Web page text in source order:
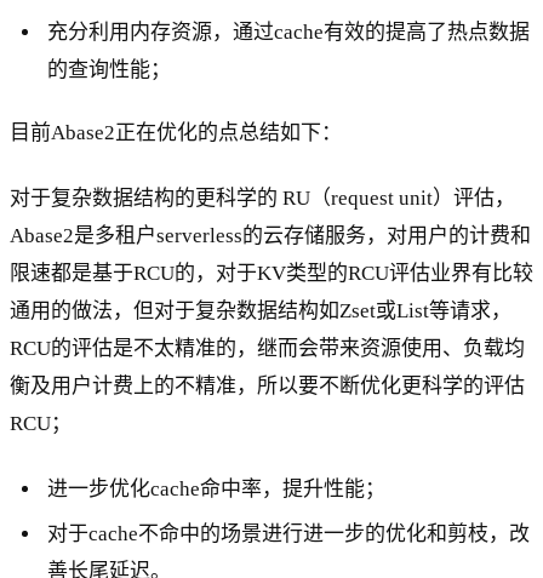
充分利用内存资源，通过cache有效的提高了热点数据
的查询性能；
目前Abase2正在优化的点总结如下：
对于复杂数据结构的更科学的 RU（request unit）评估，
Abase2是多租户serverless的云存储服务，对用户的计费和
限速都是基于RCU的，对于KV类型的RCU评估业界有比较
通用的做法，但对于复杂数据结构如Zset或List等请求，
RCU的评估是不太精准的，继而会带来资源使用、负载均
衡及用户计费上的不精准，所以要不断优化更科学的评估
RCU；
进一步优化cache命中率，提升性能；
对于cache不命中的场景进行进一步的优化和剪枝，改
善长尾延迟。